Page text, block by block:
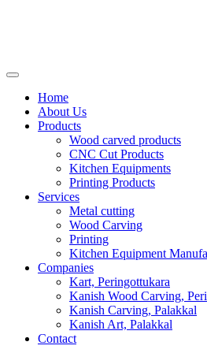
Home
About Us
Products
Wood carved products
CNC Cut Products
Kitchen Equipments
Printing Products
Services
Metal cutting
Wood Carving
Printing
Kitchen Equipment
Companies
Kart, Peringottukara
Kanish Wood Carving,
Kanish Carving, Palakkal
Kanish Art, Palakkal
Contact